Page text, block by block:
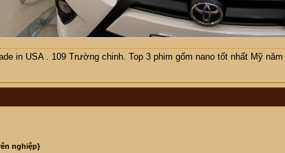
in USA . 109 Trường chinh. Top 3 phim gốm nano tốt nhất Mỹ
nghiệp}